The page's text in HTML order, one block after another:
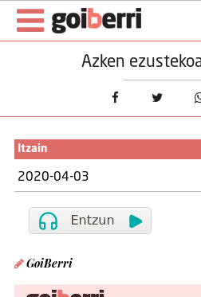
Azken
Itzain
2020-04-03
GoiBerri